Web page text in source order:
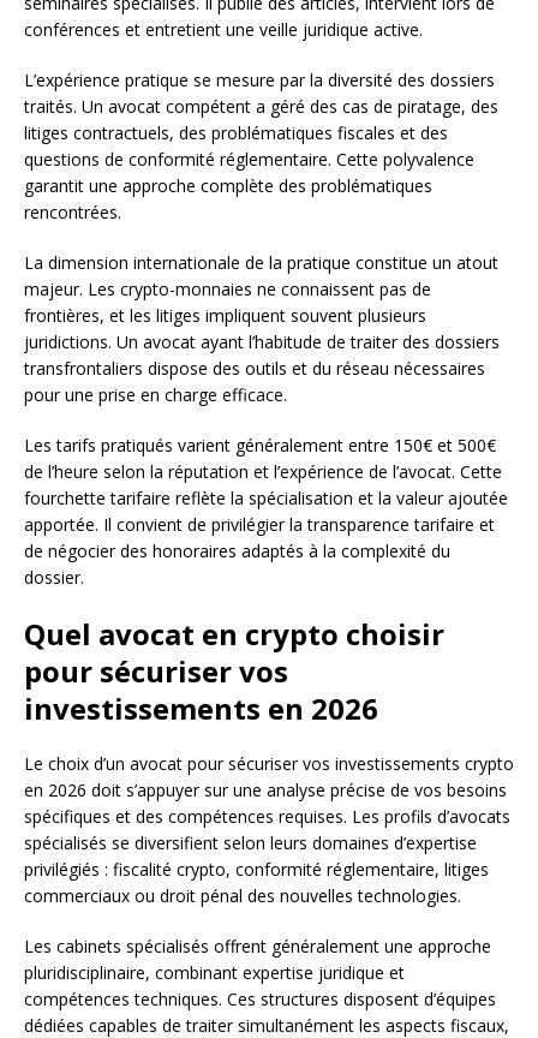
conférences et entretient une veille juridique active.
L’expérience pratique se mesure par la diversité des dossiers
traités. Un avocat compétent a géré des cas de piratage, des
litiges contractuels, des problématiques fiscales et des
questions de conformité réglementaire. Cette polyvalence
garantit une approche complète des problématiques
rencontrées.
La dimension internationale de la pratique constitue un atout
majeur. Les crypto-monnaies ne connaissent pas de
frontières, et les litiges impliquent souvent plusieurs
juridictions. Un avocat ayant l’habitude de traiter des dossiers
transfrontaliers dispose des outils et du réseau nécessaires
pour une prise en charge efficace.
Les tarifs pratiqués varient généralement entre 150€ et 500€
de l’heure selon la réputation et l’expérience de l’avocat. Cette
fourchette tarifaire reflète la spécialisation et la valeur ajoutée
apportée. Il convient de privilégier la transparence tarifaire et
de négocier des honoraires adaptés à la complexité du
dossier.
Quel avocat en crypto choisir
pour sécuriser vos
investissements en 2026
Le choix d’un avocat pour sécuriser vos investissements crypto
en 2026 doit s’appuyer sur une analyse précise de vos besoins
spécifiques et des compétences requises. Les profils d’avocats
spécialisés se diversifient selon leurs domaines d’expertise
privilégiés : fiscalité crypto, conformité réglementaire, litiges
commerciaux ou droit pénal des nouvelles technologies.
Les cabinets spécialisés offrent généralement une approche
pluridisciplinaire, combinant expertise juridique et
compétences techniques. Ces structures disposent d’équipes
dédiées capables de traiter simultanément les aspects fiscaux,